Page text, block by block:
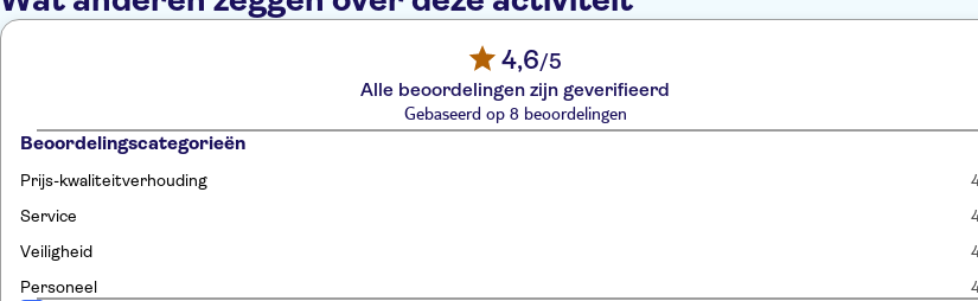
4,6/5
Alle beoordelingen zijn geverifieerd
Gebaseerd op 8 beoordelingen
Beoordelingscategorieën
Prijs-kwaliteitverhouding
Service
Veiligheid
Personeel